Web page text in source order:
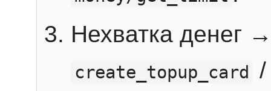
Нехватка денег
create_topup_card